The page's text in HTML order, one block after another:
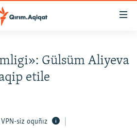
Gülsüm Aliyeva
etile
VPN-siz oquñız